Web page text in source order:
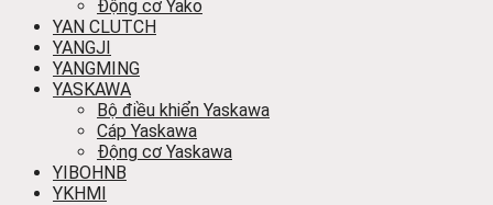
Động cơ Yako
YAN CLUTCH
YANGJI
YANGMING
YASKAWA
Bộ điều khiển Yaskawa
Cáp Yaskawa
Động cơ Yaskawa
YIBOHNB
YKHMI